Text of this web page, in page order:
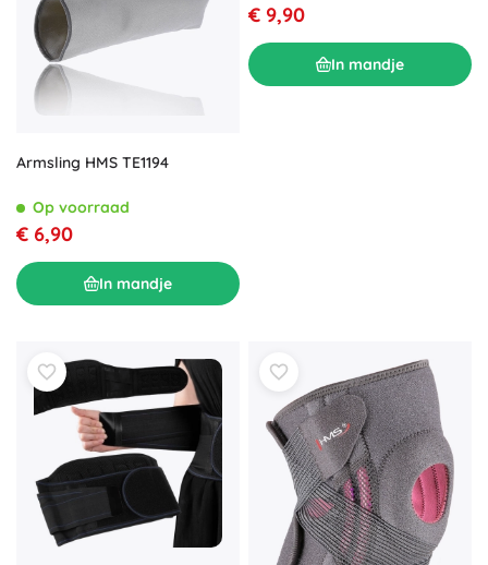
Armsling HMS TE1194
Op voorraad
€ 6,90
In mandje
€ 9,90
In mandje